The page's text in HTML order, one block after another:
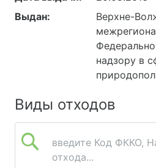
Выдан:
Верхне-
надзору в
Виды отходов
введите Код ФККО,
отхода...